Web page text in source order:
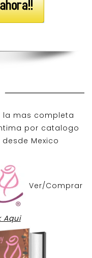
la mas completa
por catalogo
Mexico
Ver/Comprar
Aqui